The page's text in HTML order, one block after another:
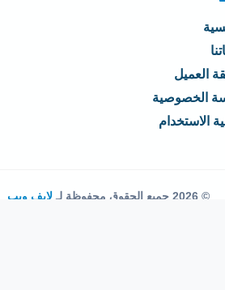
العميل
الخصوصية
الاستخدام
© 2026 جميع الحقوق محفوظة لـ لايف ويب